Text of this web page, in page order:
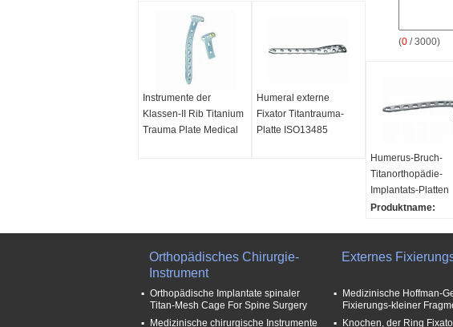
(0 / 3000)
Instrumente der
Klassen-II Rib Titanium
Trauma Plate Medical
Humeral externe
Fixator Titantrauma-
Platte ISO13485
Humerus-Bruch-
Titanorthopädie-
Implantats-Platten
Produktname:
Material:Titan
Medizinische
Instrumente
Paket: PET-Film
Orthopädisches Chirurgie-
Instrument
Orthopädische Implantate spinaler
Titan-Mesh Cage For Spine Surgery
Medizinische chirurgische Instrumente
Externes
Medizinische Hoffman-
Fixierungs-kleiner
Knochen, der Ring